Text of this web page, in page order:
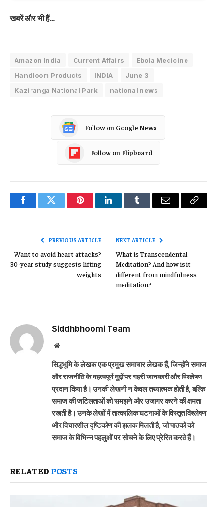
खबरें और भी हैं…
Amazon India Current Affairs
Ebola Medicine
Handloom Products
INDIA
June 3
Kaziranga National Park
national news
Follow on Google News
Follow on Flipboard
FacebookTwitter PinterestLinkedInTumblr Email
Copy
PREVIOUS ARTICLE
Want to avoid heart attacks?
30-year study suggests lifting
weights
NEXT ARTICLE
What is Transcendental
Meditation? And how is it
different from mindfulness
meditation?
Siddhbhoomi Team
Website
सिद्धभूमि के लेखक एक प्रमुख समाचार लेखक हैं, जिन्होंने समाज
और राजनीति के महत्वपूर्ण मुद्दों पर गहरी जानकारी और विश्लेषण
प्रदान किया है। उनकी लेखनी न केवल तथ्यात्मक होती है, बल्कि
समाज की जटिलताओं को समझने और उजागर करने की क्षमता
रखती है। उनके लेखों में तात्कालिक घटनाओं के विस्तृत विश्लेषण
और विचारशील दृष्टिकोण की झलक मिलती है, जो पाठकों को
समाज के विभिन्न पहलुओं पर सोचने के लिए प्रेरित करते हैं।
RELATED POSTS